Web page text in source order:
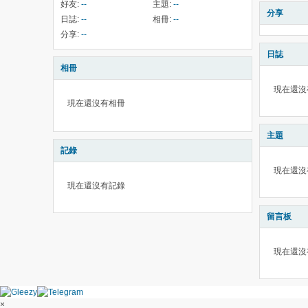
好友: -- 主題: --
日誌: -- 相冊: --
分享: --
相冊
現在還沒有相冊
記錄
現在還沒有記錄
分享
日誌
現在還
主題
現在還
留言板
現在還
×